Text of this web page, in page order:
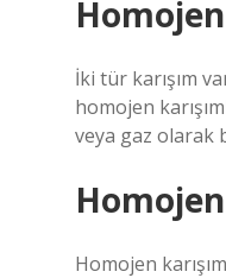
İki tür karışım
homojen
veya gaz olarak
Homojen